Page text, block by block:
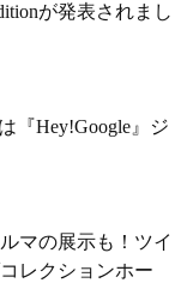
が発表されまし
『Hey!Google』ジ
マの展示も！ツイ
レクションホー